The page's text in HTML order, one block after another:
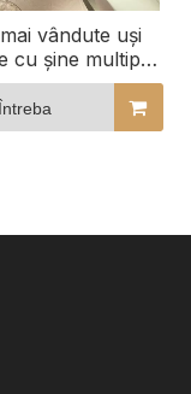
vândute uși
cu șine multiple
de Nord, cu
personalizabil
șine glisante
Întreba